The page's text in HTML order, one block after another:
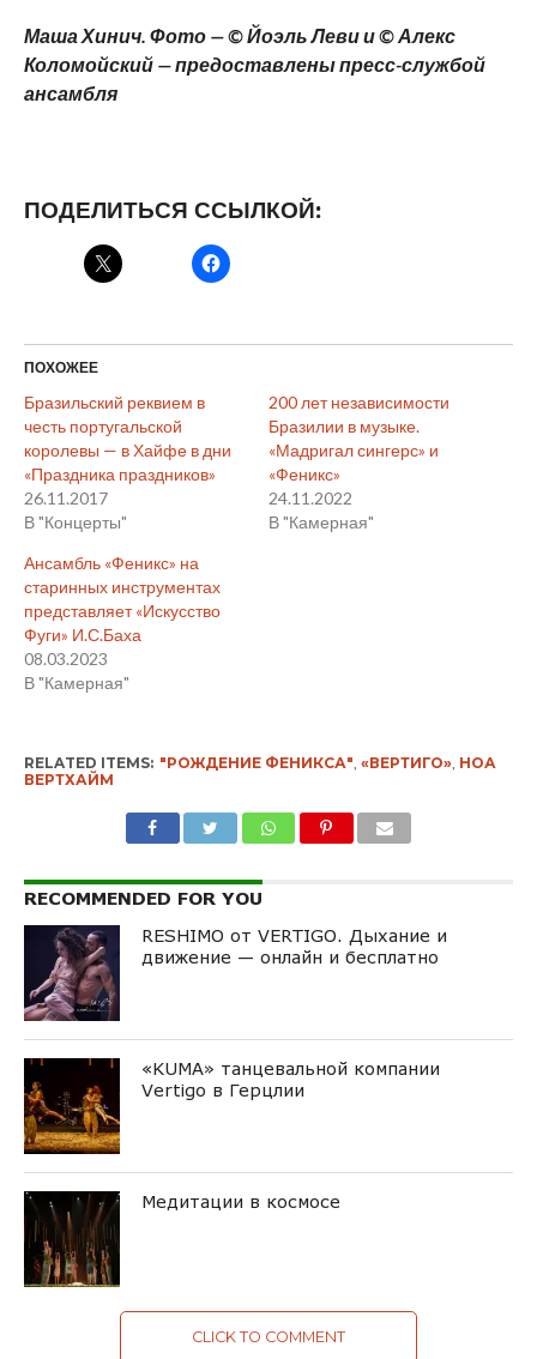
Маша Хинич. Фото — © Йоэль Леви и © Алекс
Коломойский — предоставлены пресс-службой
ансамбля
ПОДЕЛИТЬСЯ ССЫЛКОЙ:
ПОХОЖЕЕ
Бразильский реквием в
честь португальской
королевы — в Хайфе в дни
«Праздника праздников»
26.11.2017
В "Концерты"
200 лет независимости
Бразилии в музыке.
«Мадригал сингерс» и
«Феникс»
24.11.2022
В "Камерная"
Ансамбль «Феникс» на
старинных инструментах
представляет «Искусство
Фуги» И.С.Баха
08.03.2023
В "Камерная"
RELATED ITEMS: "РОЖДЕНИЕ ФЕНИКСА", «ВЕРТИГО», НОА
ВЕРТХАЙМ
RECOMMENDED FOR YOU
RESHIMO от VERTIGO. Дыхание и
движение — онлайн и бесплатно
«KUMA» танцевальной компании
Vertigo в Герцлии
Медитации в космосе
CLICK TO COMMENT